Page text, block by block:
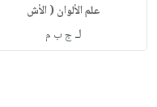
علم الألوان ( الأش
لـج ب م